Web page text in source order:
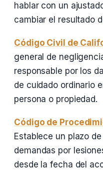
hablar con un
cambiar el resultado
Código Civil de
general de
responsable por los
de cuidado ordinario
persona o propiedad.
Código de
Establece un plazo
demandas por
desde la fecha del